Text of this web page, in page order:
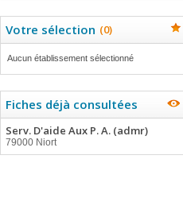
Votre sélection (0)
Aucun établissement sélectionné
Fiches déjà consultées
Serv. D'aide Aux P. A. (admr)
79000 Niort